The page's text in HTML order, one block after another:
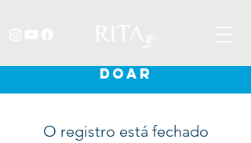
DOAR
O registro está fechado